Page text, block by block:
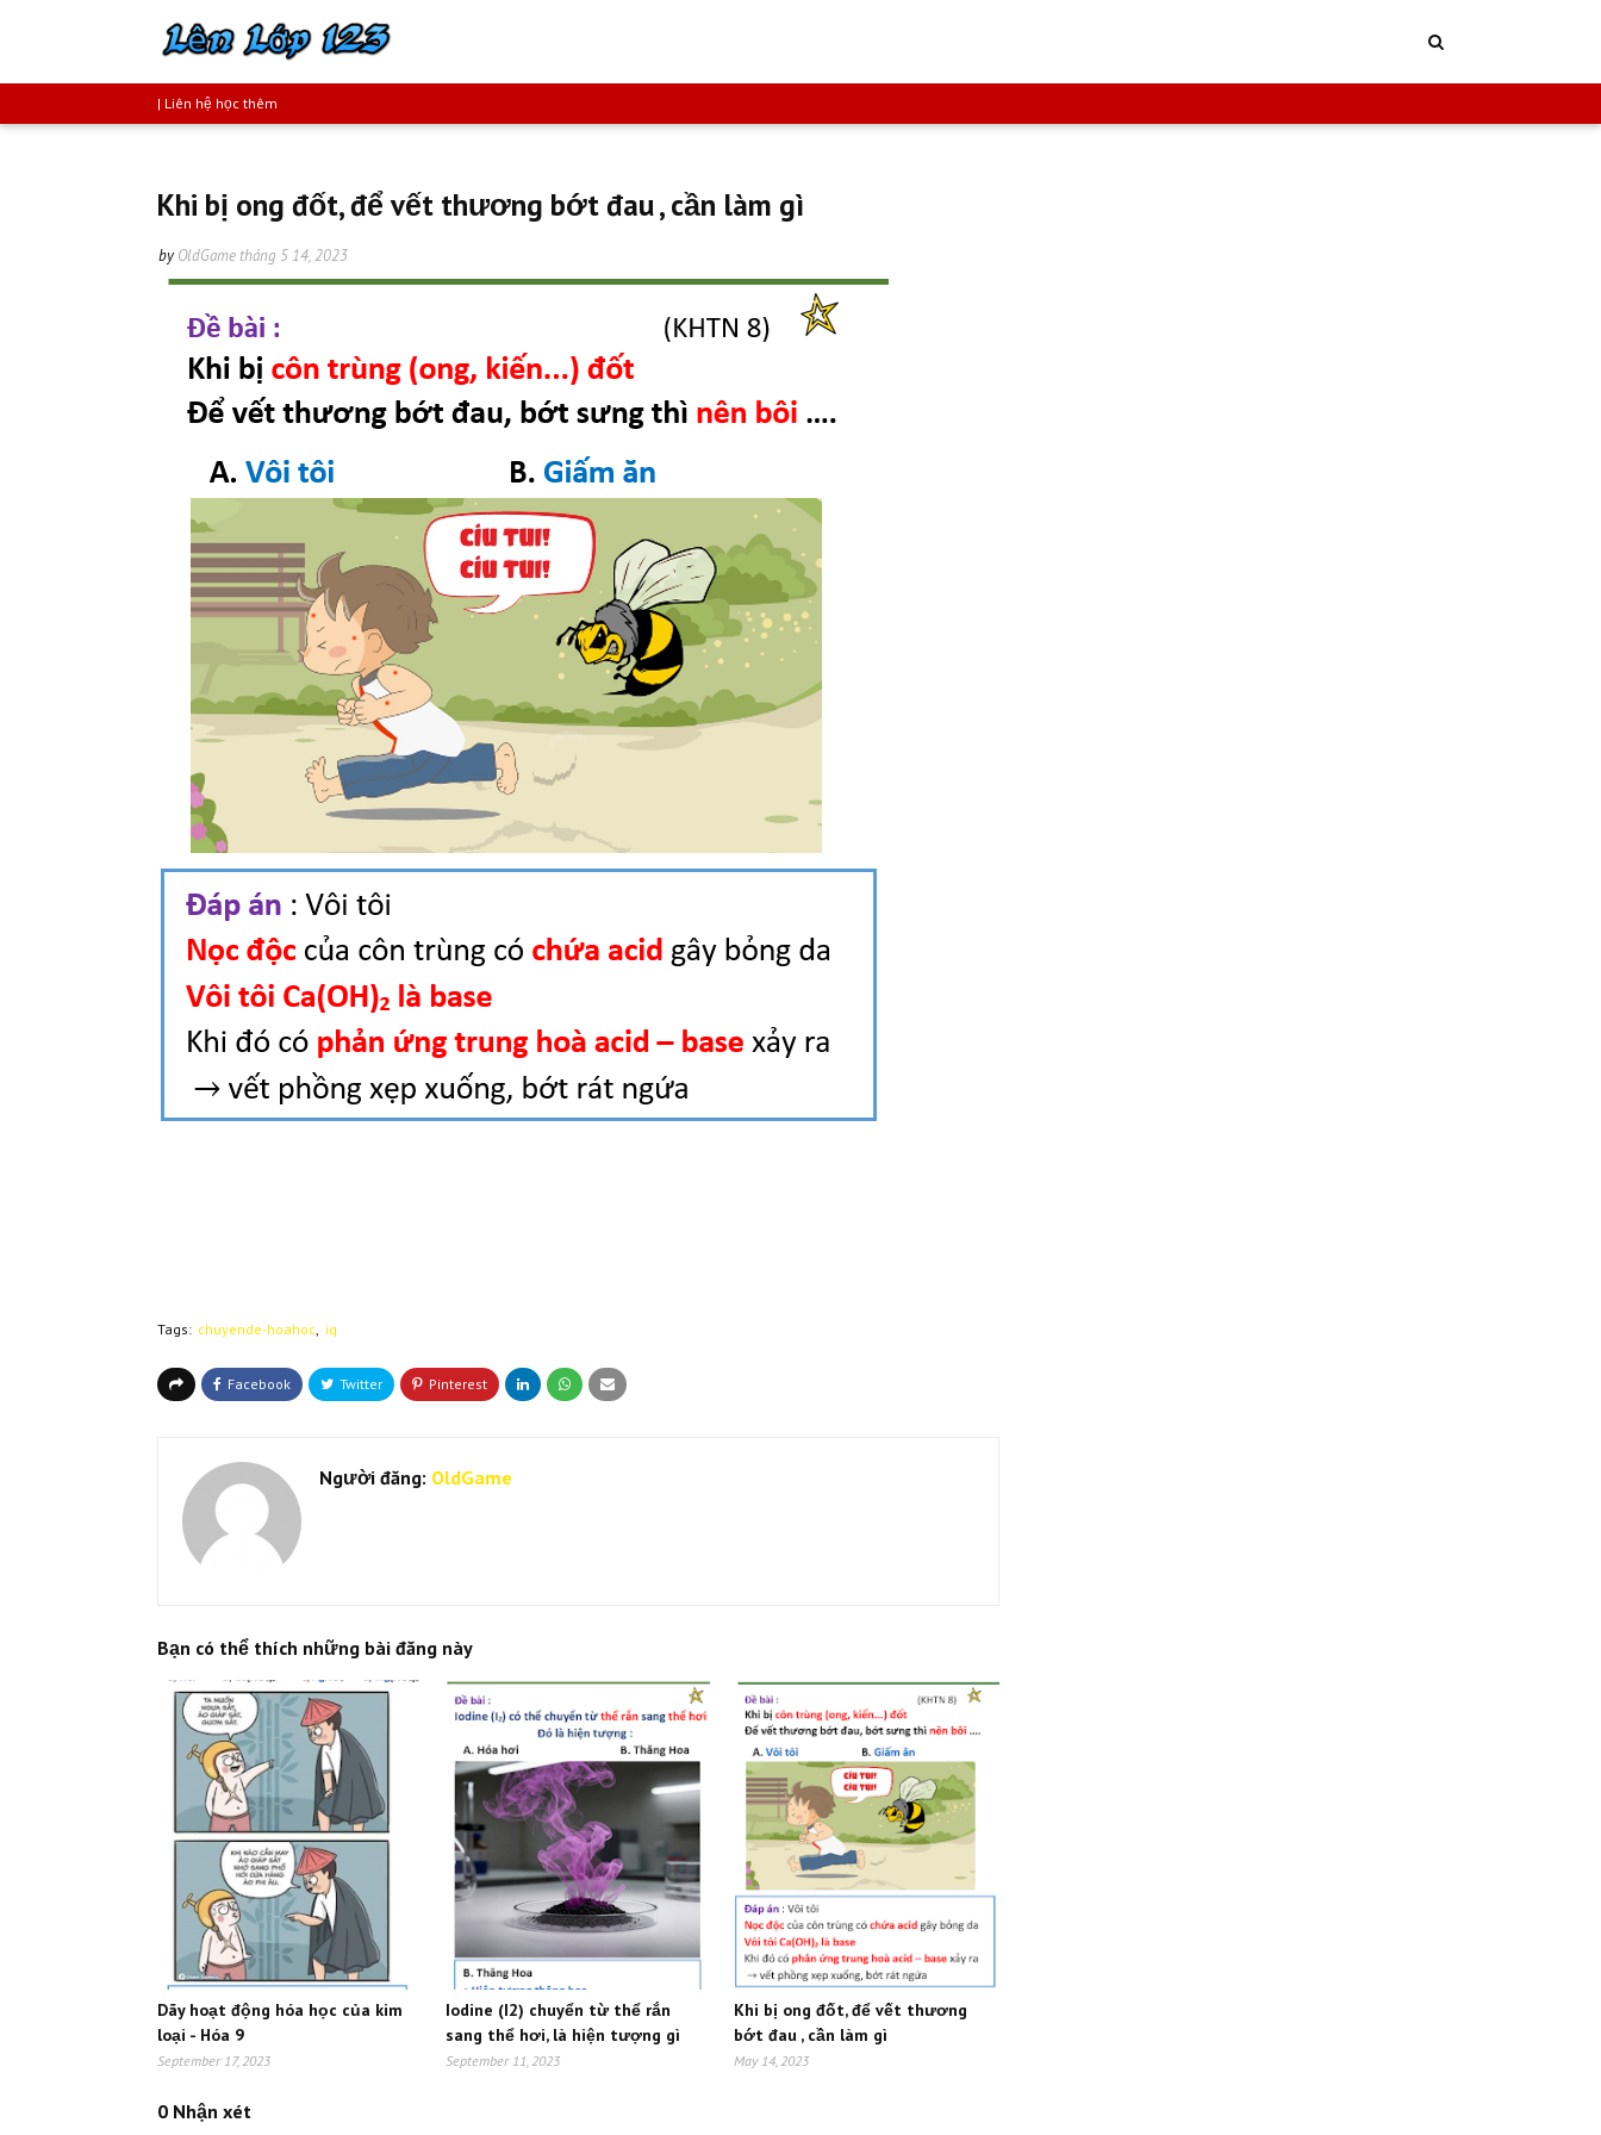
| Liên hệ học thêm
Khi bị ong đốt, để vết thương bớt đau , cần làm gì
by OldGame tháng 5 14, 2023
Tags: chuyende-hoahoc iq
Người đăng: OldGame
Bạn có thể thích những bài đăng này
Dãy hoạt động hóa học của kim
loại - Hóa 9
September 17, 2023
Iodine (I2) chuyển từ thể rắn
sang thể hơi, là hiện tượng gì
September 11, 2023
Khi bị ong đốt, để vết thương
bớt đau , cần làm gì
May 14, 2023
0 Nhận xét